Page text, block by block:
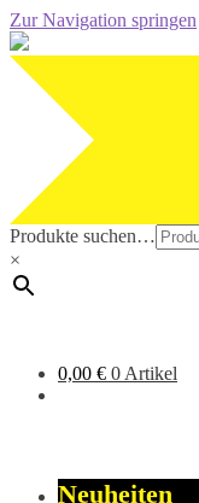
Zur Navigation springen
Produkte suchen…
×
0,00 € 0 Artikel
Neuheiten